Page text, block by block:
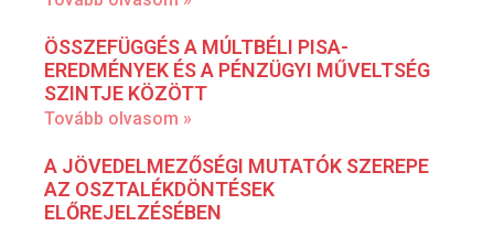
ÖSSZEFÜGGÉS A MÚLTBÉLI PISA-
EREDMÉNYEK ÉS A PÉNZÜGYI MŰVELTSÉG
SZINTJE KÖZÖTT
Tovább olvasom »
A JÖVEDELMEZŐSÉGI MUTATÓK SZEREPE
AZ OSZTALÉKDÖNTÉSEK
ELŐREJELZÉSÉBEN